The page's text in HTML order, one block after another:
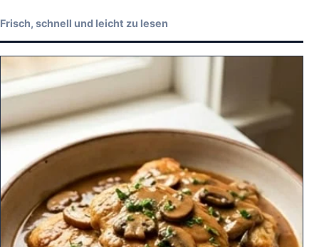
Frisch, schnell und leicht zu lesen